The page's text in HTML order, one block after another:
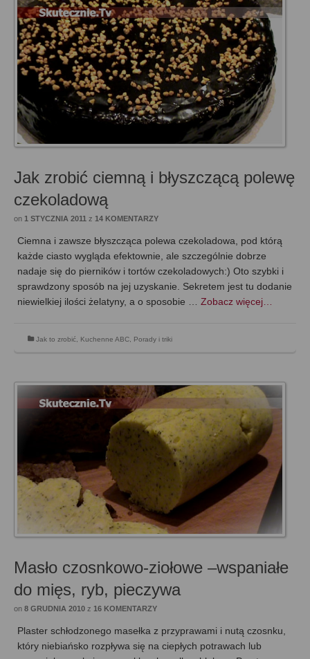
Jak zrobić ciemną i błyszczącą polewę
czekoladową
on 1 STYCZNIA 2011 z 14 KOMENTARZY
Ciemna i zawsze błyszcząca polewa czekoladowa, pod którą
każde ciasto wygląda efektownie, ale szczególnie dobrze
nadaje się do pierników i tortów czekoladowych:) Oto szybki i
sprawdzony sposób na jej uzyskanie. Sekretem jest tu dodanie
niewielkiej ilości żelatyny, a o sposobie … Zobacz więcej…
Jak to zrobić Kuchenne ABC Porady i triki
Masło czosnkowo-ziołowe –wspaniałe
do mięs, ryb, pieczywa
on 8 GRUDNIA 2010 z 16 KOMENTARZY
Plaster schłodzonego masełka z przyprawami i nutą czosnku,
który niebiańsko rozpływa się na ciepłych potrawach lub